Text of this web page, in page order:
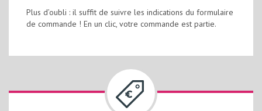
Plus d’oubli : il suffit de suivre les indications du formulaire
de commande ! En un clic, votre commande est partie.